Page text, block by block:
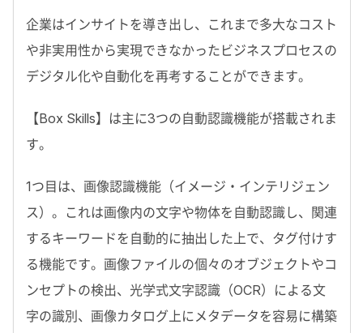
企業はインサイトを導き出し、これまで多大なコスト
や非実用性から実現できなかったビジネスプロセスの
デジタル化や自動化を再考することができます。
【Box Skills】は主に3つの自動認識機能が搭載されま
す。
1つ目は、画像認識機能（イメージ・インテリジェン
ス）。これは画像内の文字や物体を自動認識し、関連
するキーワードを自動的に抽出した上で、タグ付けす
る機能です。画像ファイルの個々のオブジェクトやコ
ンセプトの検出、光学式文字認識（OCR）による文
字の識別、画像カタログ上にメタデータを容易に構築